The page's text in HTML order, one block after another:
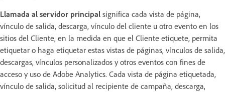
Llamada al servidor principal significa cada vista de página,
vínculo de salida, descarga, vínculo del cliente u otro evento en los
sitios del Cliente, en la medida en que el Cliente etiquete, permita
etiquetar o haga etiquetar estas vistas de páginas, vínculos de salida,
descargas, vínculos personalizados y otros eventos con fines de
acceso y uso de Adobe Analytics. Cada vista de página etiquetada,
vínculo de salida, solicitud al recipiente de campaña, descarga,